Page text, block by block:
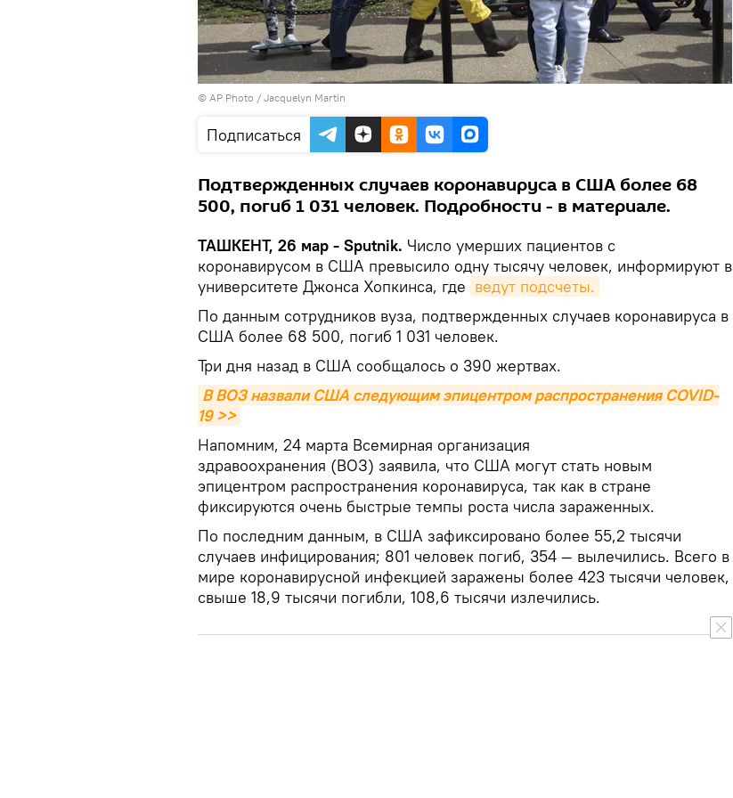
© AP Photo / Jacquelyn Martin
Подписаться
Подтвержденных случаев коронавируса в США более 68
500, погиб 1 031 человек. Подробности - в материале.
ТАШКЕНТ, 26 мар - Sputnik. Число умерших пациентов с
коронавирусом в США превысило одну тысячу человек, информируют в
университете Джонса Хопкинса, где ведут подсчеты.
По данным сотрудников вуза, подтвержденных случаев коронавируса в
США более 68 500, погиб 1 031 человек.
Три дня назад в США сообщалось о 390 жертвах.
В ВОЗ назвали США следующим эпицентром распространения COVID-
19 >>
Напомним, 24 марта Всемирная организация
здравоохранения (ВОЗ) заявила, что США могут стать новым
эпицентром распространения коронавируса, так как в стране
фиксируются очень быстрые темпы роста числа зараженных.
По последним данным, в США зафиксировано более 55,2 тысячи
случаев инфицирования; 801 человек погиб, 354 — вылечились. Всего в
мире коронавирусной инфекцией заражены более 423 тысячи человек,
свыше 18,9 тысячи погибли, 108,6 тысячи излечились.